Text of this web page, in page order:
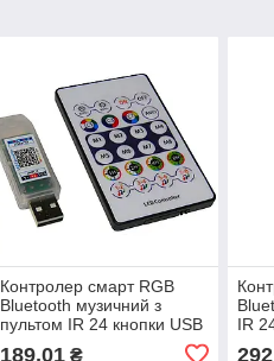
Контролер смарт RGB
Bluetooth музичний з
пультом IR 24 кнопки USB
189,01₴
IR